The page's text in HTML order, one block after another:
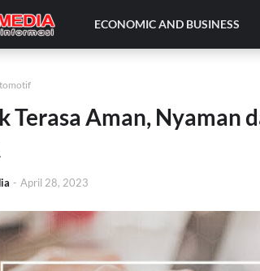
ECONOMIC AND BUSINESS
Terasa Aman, Nyaman
- April 28, 2023